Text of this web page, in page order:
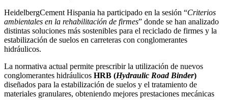
HeidelbergCement Hispania ha participado en la sesión “Criterios
ambientales en la rehabilitación de firmes” donde se han analizado
distintas soluciones más sostenibles para el reciclado de firmes y la
estabilización de suelos en carreteras con conglomerantes
hidráulicos.
La normativa actual permite prescribir la utilización de nuevos
conglomerantes hidráulicos HRB (Hydraulic Road Binder)
diseñados para la estabilización de suelos y el tratamiento de
materiales granulares, obteniendo mejores prestaciones mecánicas